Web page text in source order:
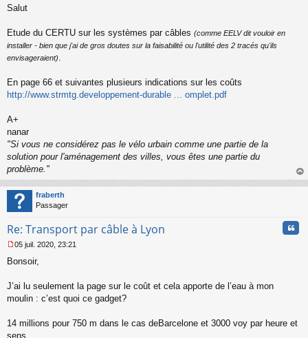
u
e
s
g
e
o
n
Salut
Etude du CERTU sur les systèmes par câbles (comme EELV dit vouloir en
installer - bien que j'ai de gros doutes sur la faisabilité ou l'utilité des 2 tracés qu'ils
envisageraient)
En page 66 et suivantes plusieurs indications sur les coûts
http://www.strmtg.developpement-durable ... omplet.pdf
A+
nanar
"Si vous ne considérez pas le vélo urbain comme une partie de la
solution pour l'aménagement des villes, vous êtes une partie du
problème."
au
fraberth
Passager
Re: Transport par câble à Lyon
e
s
g
n
o
05 juil. 2020, 23:21
Bonsoir,
J’ai lu seulement la page sur le coût et cela apporte de l’eau à mon
moulin : c’est quoi ce gadget?
14 millions pour 750 m dans le cas deBarcelone et 3000 voy par heure et
sens